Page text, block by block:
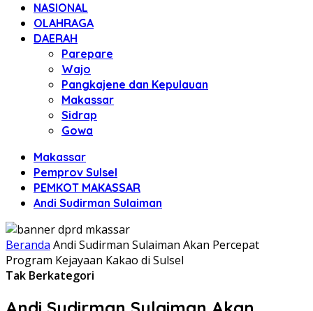
NASIONAL
OLAHRAGA
DAERAH
Parepare
Wajo
Pangkajene dan Kepulauan
Makassar
Sidrap
Gowa
Makassar
Pemprov Sulsel
PEMKOT MAKASSAR
Andi Sudirman Sulaiman
Beranda Andi Sudirman Sulaiman Akan Percepat
Program Kejayaan Kakao di Sulsel
Tak Berkategori